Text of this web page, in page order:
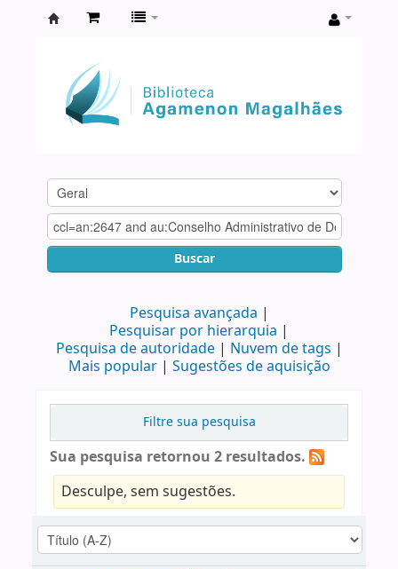
Agamenon
Magalhães
Buscar
Pesquisa avançada
Pesquisar por hierarquia
Pesquisa de autoridade
Nuvem de tags
Mais popular
Sugestões de aquisição
Filtre sua pesquisa
Sua pesquisa retornou 2 resultados.
Desculpe, sem sugestões.